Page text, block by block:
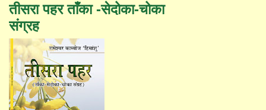
तीसरा पहर ताँका -सेदोका-चोका
संग्रह